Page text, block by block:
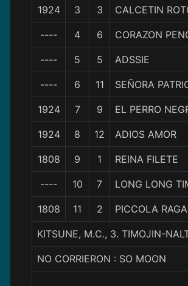
1924 3 3 CALCETIN
---- 4 6 CORAZON
---- 5 5 ADSSIE
---- 6 11 SEÑORA
1924 7 9 EL PERRO
1924 8 12 ADIOS AMOR
1808 9 1 REINA FILETE
---- 10 7 LONG LONG
1808 11 2 PICCOLA
KITSUNE, M.C., 3. TIMOJIN-
NO CORRIERON : SO MOON